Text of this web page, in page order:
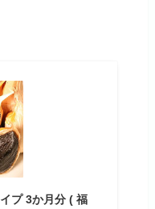
プ 3か月分 ( 福